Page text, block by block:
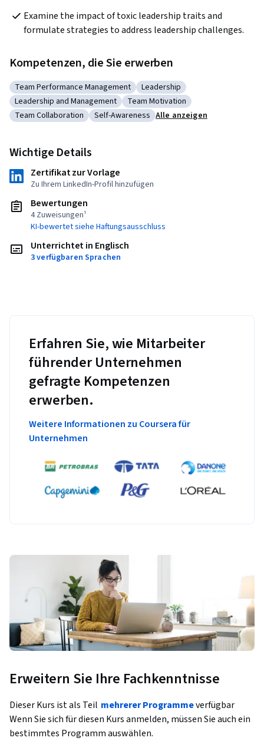
Examine the impact of toxic leadership traits and
formulate strategies to address leadership challenges.
Kompetenzen, die Sie erwerben
Kategorie: Team Performance Management
Team Performance Management Kategorie: Leadership
Leadership
Kategorie: Leadership and Management
Leadership and Management Kategorie: Team Motivation
Team Motivation
Kategorie: Team Collaboration
Team Collaboration Kategorie: Self-Awareness
Self-Awareness Alle anzeigen
Wichtige Details
Zertifikat zur Vorlage
Zu Ihrem LinkedIn-Profil hinzufügen
Bewertungen
4 Zuweisungen¹
KI-bewertet siehe Haftungsausschluss
Unterrichtet in Englisch
3 verfügbaren Sprachen
Erfahren Sie, wie Mitarbeiter
führender Unternehmen
gefragte Kompetenzen
erwerben.
Weitere Informationen zu Coursera für
Unternehmen
Erweitern Sie Ihre Fachkenntnisse
Dieser Kurs ist als Teil mehrerer Programmeverfügbar
Wenn Sie sich für diesen Kurs anmelden, müssen Sie auch ein
bestimmtes Programm auswählen.